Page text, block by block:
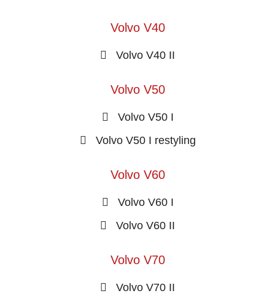
Volvo V40
Volvo V40 II
Volvo V50
Volvo V50 I
Volvo V50 I restyling
Volvo V60
Volvo V60 I
Volvo V60 II
Volvo V70
Volvo V70 II